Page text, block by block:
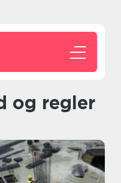
og regler